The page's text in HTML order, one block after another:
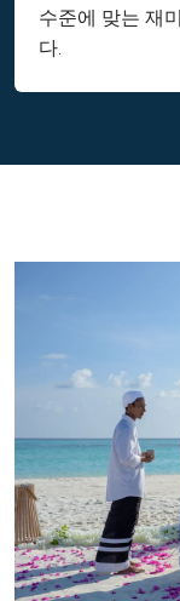
수준에 맞는 재
다.